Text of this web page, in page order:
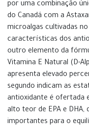
por uma combinação
do Canadá com a
microalgas cultivadas
características dos
outro elemento da
Vitamina E Natural (D-
apresenta elevado
segundo indicam as
antioxidante é ofertada
alto teor de EPA e
importantes para o